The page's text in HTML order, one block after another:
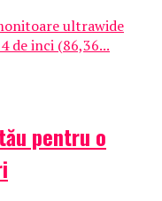
ultrawide
de inci (86,36...
pentru o